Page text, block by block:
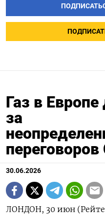
Газ в
за
30.06.2026
ЛОНДОН, 30 июн